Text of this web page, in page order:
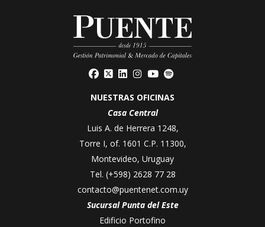
NUESTRAS OFICINAS
Casa Central
Luis A. de Herrera 1248,
Torre I, of. 1601 C.P. 11300,
Montevideo, Uruguay
Tel. (+598) 2628 77 28
contacto@puentenet.com.uy
Sucursal Punta del Este
Edificio Portofino